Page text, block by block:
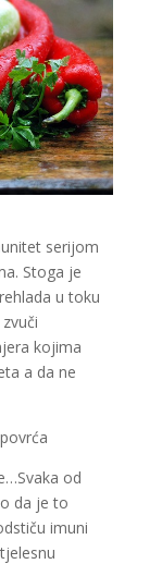
serijom
Stoga je
u toku
kojima
a da ne
od
da je to
imuni